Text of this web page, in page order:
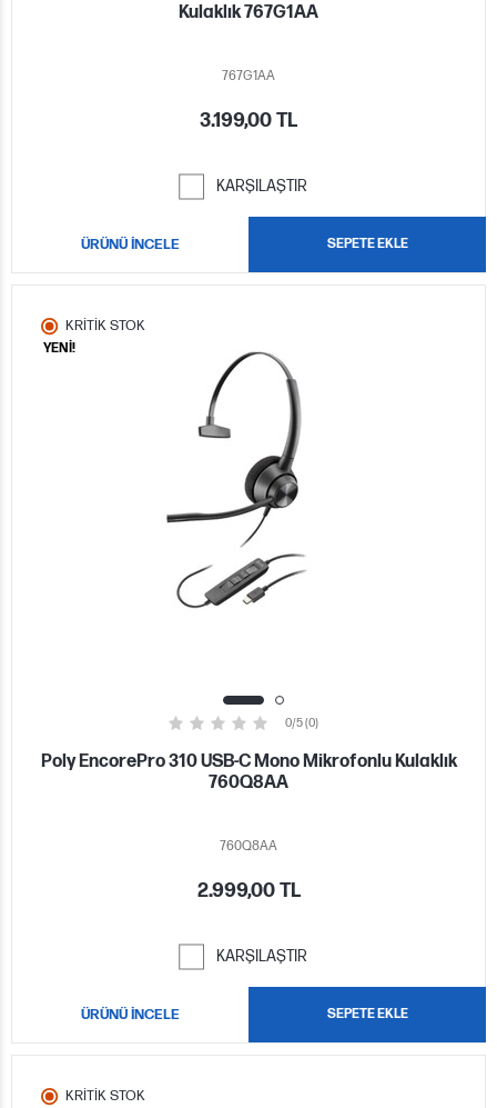
Kulaklık 767G1AA
767G1AA
3.199,00 TL
KARŞILAŞTIR
ÜRÜNÜ İNCELE SEPETE EKLE
KRİTİK STOK
YENİ!
0/5 (0)
Poly EncorePro 310 USB-C Mono Mikrofonlu Kulaklık
760Q8AA
760Q8AA
2.999,00 TL
KARŞILAŞTIR
ÜRÜNÜ İNCELE SEPETE EKLE
KRİTİK STOK